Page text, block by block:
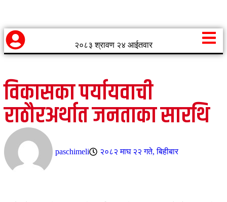
२०८३ श्रावण २४ आईतवार
विकासका पर्यायवाची
राठौरअर्थात जनताका सारथि
paschimeli २०८२ माघ २२ गते, बिहीबार